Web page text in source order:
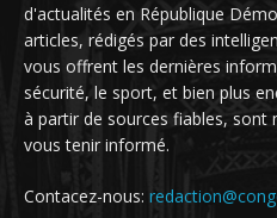
d'actualités en République
articles, rédigés par des
vous offrent les dernières
sécurité, le sport, et bien plus
à partir de sources fiables,
vous tenir informé.
Contacez-nous: